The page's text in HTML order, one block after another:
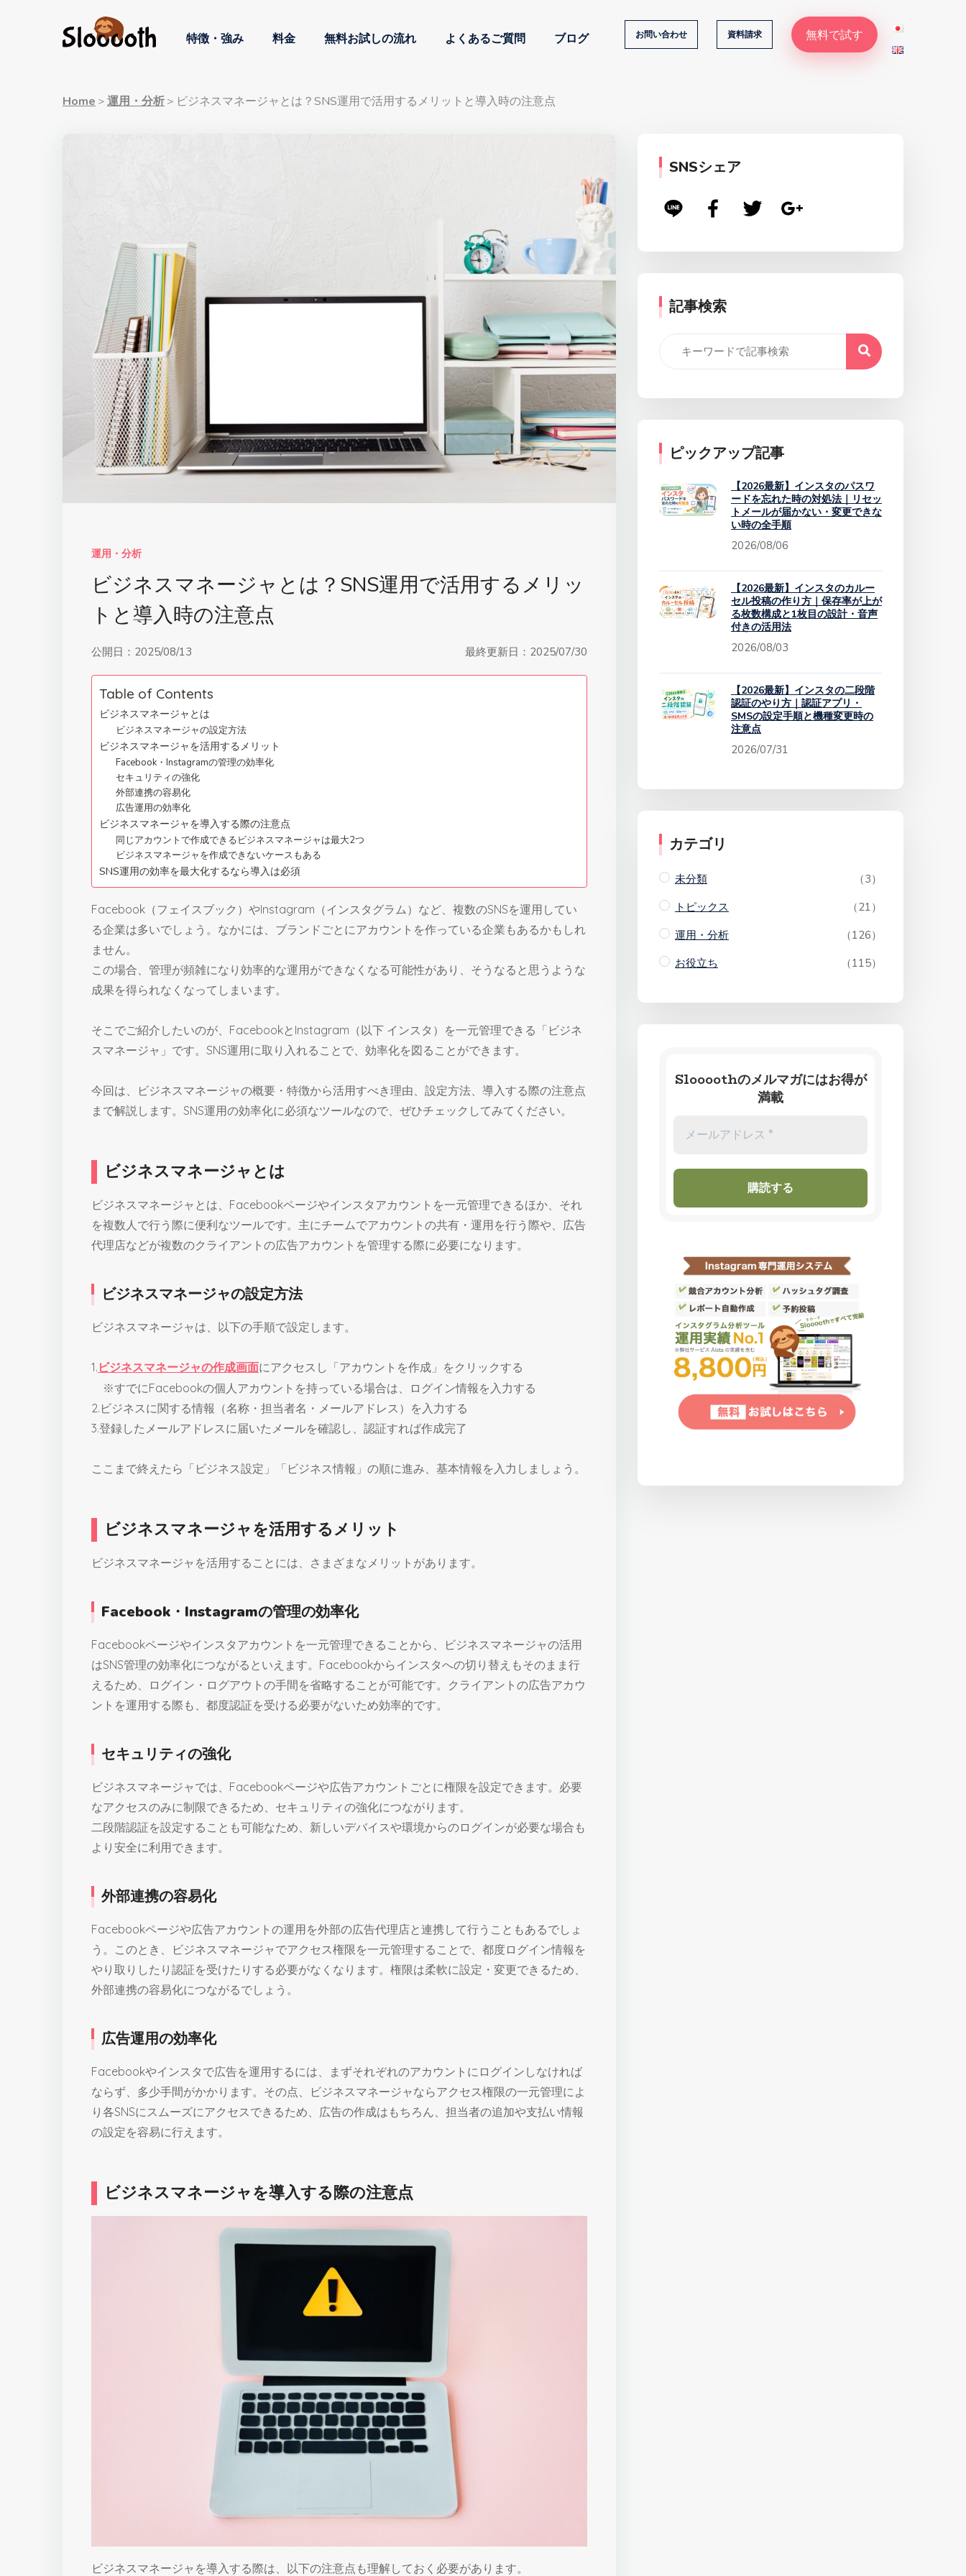
特徴・強み 料金 無料お試しの流れ よくあるご質問 ブログ お問い合わせ 資料請求 無料で試す
Home ＞運用・分析＞ ビジネスマネージャとは？SNS運用で活用するメリットと導入時の注意点
運用・分析
ビジネスマネージャとは？SNS運用で活用するメリッ
トと導入時の注意点
公開日： 2025/08/13 最終更新日： 2025/07/30
Table of Contents
ビジネスマネージャとは
ビジネスマネージャの設定方法
ビジネスマネージャを活用するメリット
Facebook・Instagramの管理の効率化
セキュリティの強化
外部連携の容易化
広告運用の効率化
ビジネスマネージャを導入する際の注意点
同じアカウントで作成できるビジネスマネージャは最大2つ
ビジネスマネージャを作成できないケースもある
SNS運用の効率を最大化するなら導入は必須
Facebook（フェイスブック）やInstagram（インスタグラム）など、複数のSNSを運用してい
る企業は多いでしょう。なかには、ブランドごとにアカウントを作っている企業もあるかもしれ
ません。
この場合、管理が頻雑になり効率的な運用ができなくなる可能性があり、そうなると思うような
成果を得られなくなってしまいます。
そこでご紹介したいのが、FacebookとInstagram（以下 インスタ）を一元管理できる「ビジネ
スマネージャ」です。SNS運用に取り入れることで、効率化を図ることができます。
今回は、ビジネスマネージャの概要・特徴から活用すべき理由、設定方法、導入する際の注意点
まで解説します。SNS運用の効率化に必須なツールなので、ぜひチェックしてみてください。
ビジネスマネージャとは
ビジネスマネージャとは、Facebookページやインスタアカウントを一元管理できるほか、それ
を複数人で行う際に便利なツールです。主にチームでアカウントの共有・運用を行う際や、広告
代理店などが複数のクライアントの広告アカウントを管理する際に必要になります。
ビジネスマネージャの設定方法
ビジネスマネージャは、以下の手順で設定します。
1. ビジネスマネージャの作成画面にアクセスし「アカウントを作成」をクリックする
※すでにFacebookの個人アカウントを持っている場合は、ログイン情報を入力する
2.ビジネスに関する情報（名称・担当者名・メールアドレス）を入力する
3.登録したメールアドレスに届いたメールを確認し、認証すれば作成完了
ここまで終えたら「ビジネス設定」「ビジネス情報」の順に進み、基本情報を入力しましょう。
ビジネスマネージャを活用するメリット
ビジネスマネージャを活用することには、さまざまなメリットがあります。
Facebook・Instagramの管理の効率化
Facebookページやインスタアカウントを一元管理できることから、ビジネスマネージャの活用
はSNS管理の効率化につながるといえます。Facebookからインスタへの切り替えもそのまま行
えるため、ログイン・ログアウトの手間を省略することが可能です。クライアントの広告アカウ
ントを運用する際も、都度認証を受ける必要がないため効率的です。
セキュリティの強化
ビジネスマネージャでは、Facebookページや広告アカウントごとに権限を設定できます。必要
なアクセスのみに制限できるため、セキュリティの強化につながります。
二段階認証を設定することも可能なため、新しいデバイスや環境からのログインが必要な場合も
より安全に利用できます。
外部連携の容易化
Facebookページや広告アカウントの運用を外部の広告代理店と連携して行うこともあるでしょ
う。このとき、ビジネスマネージャでアクセス権限を一元管理することで、都度ログイン情報を
やり取りしたり認証を受けたりする必要がなくなります。権限は柔軟に設定・変更できるため、
外部連携の容易化につながるでしょう。
広告運用の効率化
Facebookやインスタで広告を運用するには、まずそれぞれのアカウントにログインしなければ
ならず、多少手間がかかります。その点、ビジネスマネージャならアクセス権限の一元管理によ
り各SNSにスムーズにアクセスできるため、広告の作成はもちろん、担当者の追加や支払い情報
の設定を容易に行えます。
ビジネスマネージャを導入する際の注意点
ビジネスマネージャを導入する際は、以下の注意点も理解しておく必要があります。
SNSシェア
記事検索
ピックアップ記事
【2026最新】インスタのパスワ
ードを忘れた時の対処法｜リセッ
トメールが届かない・変更できな
い時の全手順
2026/08/06
【2026最新】インスタのカルー
セル投稿の作り方｜保存率が上が
る枚数構成と1枚目の設計・音声
付きの活用法
2026/08/03
【2026最新】インスタの二段階
認証のやり方｜認証アプリ・
SMSの設定手順と機種変更時の
注意点
2026/07/31
カテゴリ
未分類
（3）
トピックス
（21）
運用・分析
（126）
お役立ち
（115）